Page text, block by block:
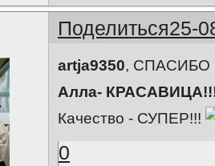
Поделиться25-
artja9350, СПАСИБО
Алла-
Качество - СУПЕР!!!
0